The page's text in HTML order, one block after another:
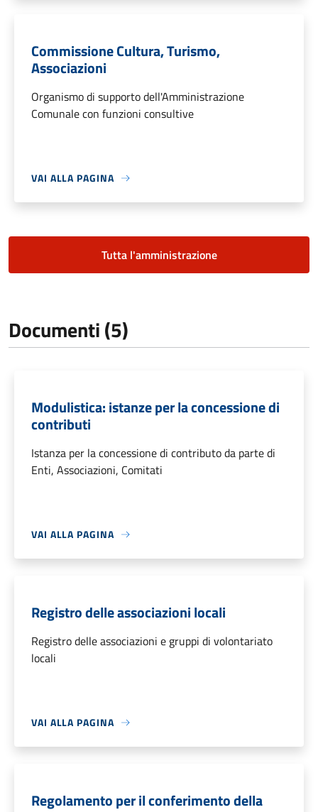
Commissione Cultura, Turismo,
Associazioni
Organismo di supporto dell'Amministrazione
Comunale con funzioni consultive
VAI ALLA PAGINA
Tutta l'amministrazione
Documenti (5)
Modulistica: istanze per la concessione di
contributi
Istanza per la concessione di contributo da parte di
Enti, Associazioni, Comitati
VAI ALLA PAGINA
Registro delle associazioni locali
Registro delle associazioni e gruppi di volontariato
locali
VAI ALLA PAGINA
Regolamento per il conferimento della